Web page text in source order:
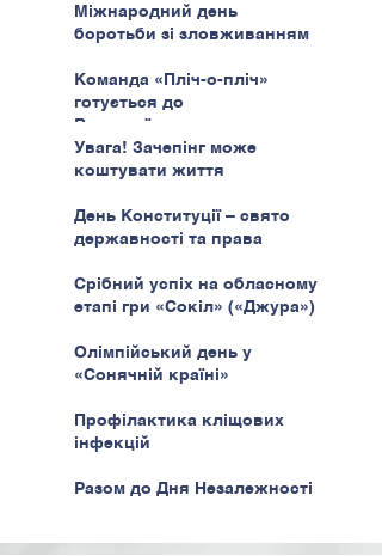
Міжнародний день
боротьби зі зловживанням
Команда «Пліч-о-пліч»
готується до
Всеукраїнського етапу
Увага! Зачепінг може
коштувати життя
День Конституції – свято
державності та права
Срібний успіх на обласному
етапі гри «Сокіл» («Джура»)
Олімпійський день у
«Сонячній країні»
Профілактика кліщових
інфекцій
Разом до Дня Незалежності